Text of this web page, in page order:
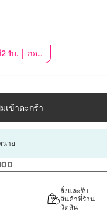
ชิ้นที่2 1บ. │ กดสินค้า 2 ชิ้นเพื่อรับโปรโมชันนี้
มเข้าตะกร้า
น่าย
สั่งและรับ
สินค้าที่ร้าน
วัตสัน